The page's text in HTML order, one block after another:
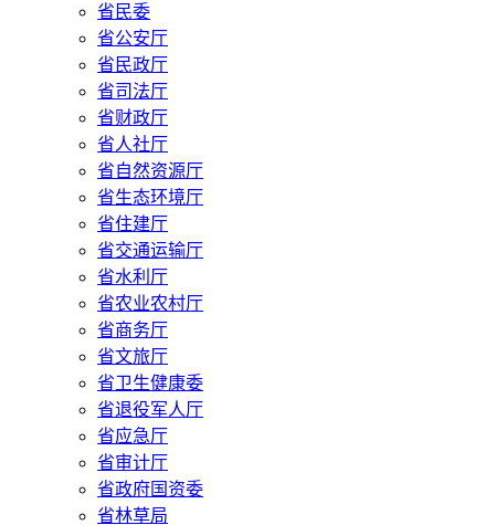
省民委
省公安厅
省民政厅
省司法厅
省财政厅
省人社厅
省自然资源厅
省生态环境厅
省住建厅
省交通运输厅
省水利厅
省农业农村厅
省商务厅
省文旅厅
省卫生健康委
省退役军人厅
省应急厅
省审计厅
省政府国资委
省林草局